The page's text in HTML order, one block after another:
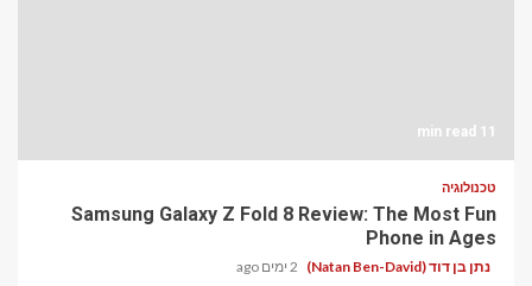
11 min read
טכנולוגיה
Samsung Galaxy Z Fold 8 Review: The Most Fun
Phone in Ages
נתן בן דוד (Natan Ben-David) 2 ימים ago